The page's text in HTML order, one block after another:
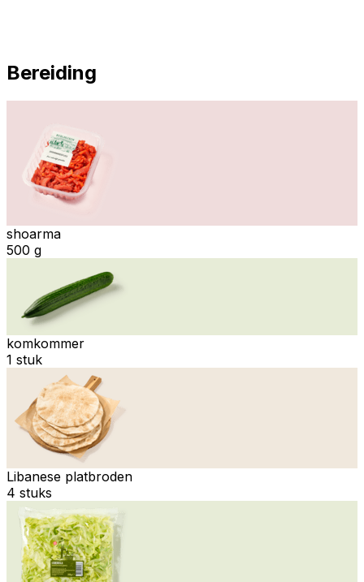
Bereiding
shoarma
500 g
komkommer
1 stuk
Libanese platbroden
4 stuks